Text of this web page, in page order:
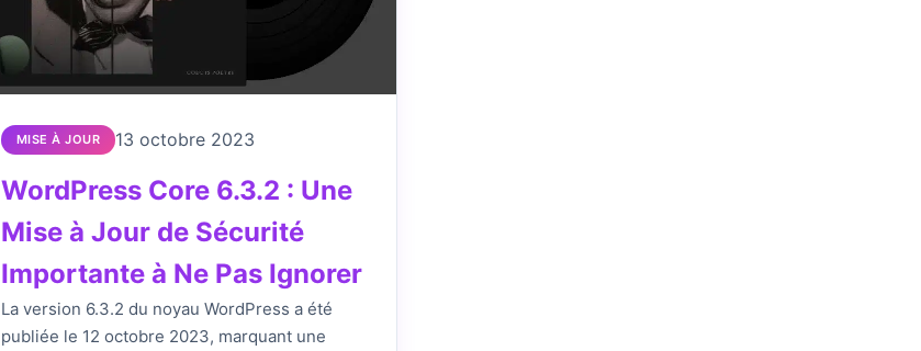
MISE À JOUR 13 octobre 2023
WordPress Core 6.3.2 : Une
Mise à Jour de Sécurité
Importante à Ne Pas Ignorer
La version 6.3.2 du noyau WordPress a été
publiée le 12 octobre 2023, marquant une